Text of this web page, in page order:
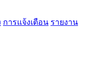
การแจ้งเตือน รายงาน